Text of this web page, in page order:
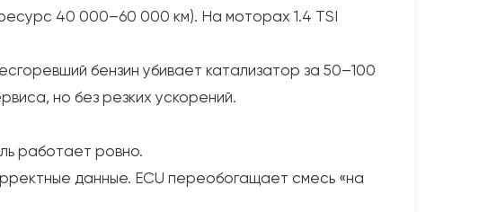
40 000–60 000 км). На моторах 1.4 TSI
бензин убивает катализатор за 50–100
но без резких ускорений.
работает ровно.
данные. ECU переобогащает смесь «на